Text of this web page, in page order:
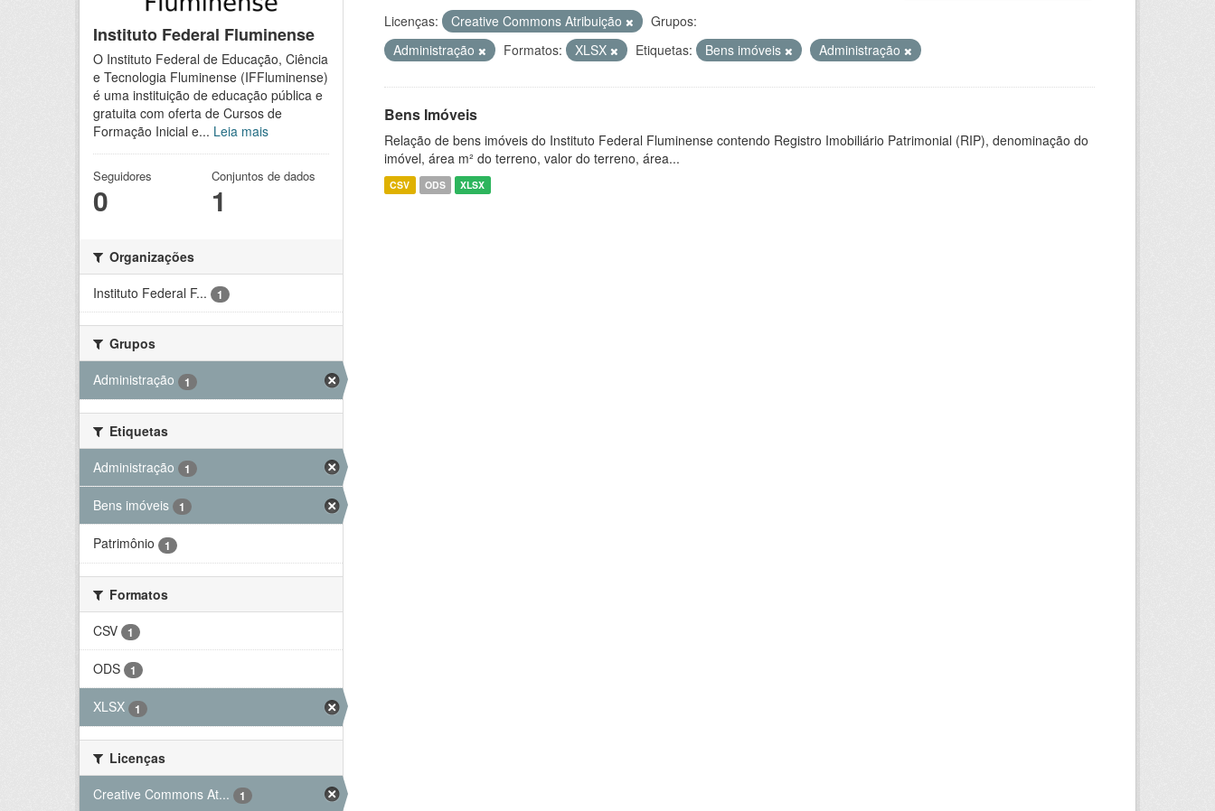
Instituto Federal Fluminense
O Instituto Federal de Educação, Ciência
e Tecnologia Fluminense (IFFluminense)
é uma instituição de educação pública e
gratuita com oferta de Cursos de
Formação Inicial e... Leia mais
Seguidores
0
Conjuntos de dados
1
Organizações
Instituto Federal F...
1
Grupos
Administração
1
Etiquetas
Administração
1
Bens imóveis 1
Patrimônio 1
Formatos
CSV
1
ODS 1
XLSX 1
Licenças
Creative Commons At...
1
Licenças: Creative Commons Atribuição
Grupos:
Administração
Formatos: XLSX Etiquetas: Bens imóveis Administração
Bens Imóveis
Relação de bens imóveis do Instituto Federal Fluminense contendo Registro Imobiliário Patrimonial (RIP), denominação do
imóvel, área m² do terreno, valor do terreno, área...
CSV ODS XLSX